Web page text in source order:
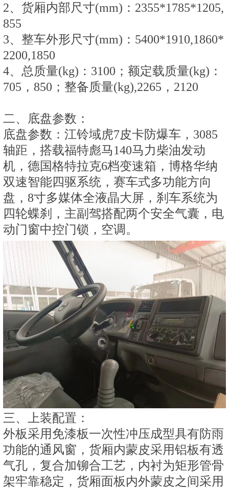
2、货厢内部尺寸(mm)：2355*1785*1205,
855
3、整车外形尺寸(mm)：5400*1910,1860*
2200,1850
4、总质量(kg)：3100；额定载质量(kg)：
705，850；整备质量(kg),2265，2120
二、底盘参数：
底盘参数：江铃域虎7皮卡防爆车，3085
轴距，搭载福特彪马140马力柴油发动
机，德国格特拉克6档变速箱，博格华纳
双速智能四驱系统，赛车式多功能方向
盘，8寸多媒体全液晶大屏，刹车系统为
四轮蝶刹，主副驾搭配两个安全气囊，电
动门窗中控门锁，空调。
三、上装配置：
外板采用免漆板一次性冲压成型具有防雨
功能的通风窗，货厢内蒙皮采用铝板有透
气孔，复合加铆合工艺，内衬为矩形管骨
架牢靠稳定，货厢面板内外蒙皮之间采用